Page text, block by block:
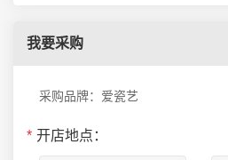
我要采购
采购品牌：爱瓷艺
* 开店地点：